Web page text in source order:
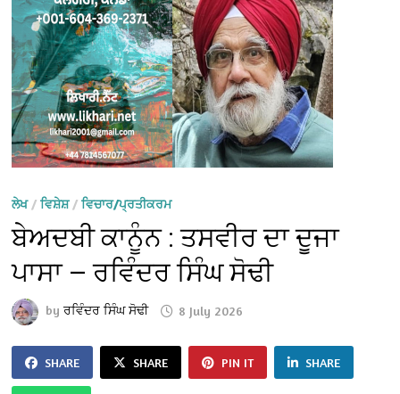
ਲੇਖ/ਵਿਸ਼ੇਸ਼/ਵਿਚਾਰ/ਪ੍ਰਤੀਕਰਮ
ਬੇਅਦਬੀ ਕਾਨੂੰਨ : ਤਸਵੀਰ ਦਾ ਦੂਜਾ
ਪਾਸਾ — ਰਵਿੰਦਰ ਸਿੰਘ ਸੋਢੀ
byਰਵਿੰਦਰ ਸਿੰਘ ਸੋਢੀ 8 July 2026
SHARE SHARE PIN IT SHARE